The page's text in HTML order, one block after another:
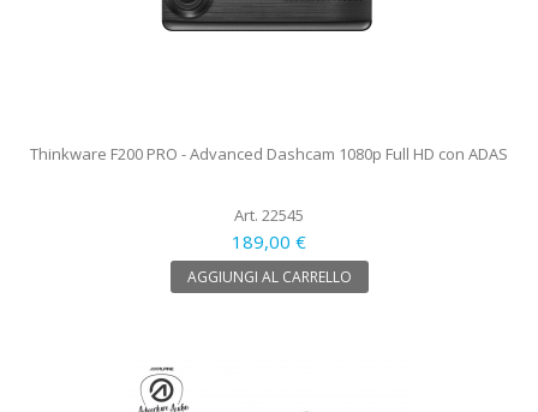
Thinkware F200 PRO - Advanced Dashcam 1080p Full HD con ADAS
Art. 22545
189,00 €
AGGIUNGI AL CARRELLO